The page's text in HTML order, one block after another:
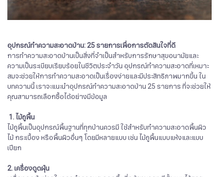
อุปกรณ์ทำความสะอาดบ้าน: 25 รายการเพื่อการตัดสินใจที่ดี
การทำความสะอาดบ้านเป็นสิ่งที่จำเป็นสำหรับการรักษาสุขอนามัยและ
ความเป็นระเบียบเรียบร้อยในชีวิตประจำวัน อุปกรณ์ทำความสะอาดที่เหมาะ
สมจะช่วยให้การทำความสะอาดเป็นเรื่องง่ายและมีประสิทธิภาพมากขึ้น ใน
บทความนี้ เราจะแนะนำอุปกรณ์ทำความสะอาดบ้าน 25 รายการ ที่จะช่วยให้
คุณสามารถเลือกซื้อได้อย่างมีข้อมูล
1. ไม้ถูพื้น
ไม้ถูพื้นเป็นอุปกรณ์พื้นฐานที่ทุกบ้านควรมี ใช้สำหรับทำความสะอาดพื้นผิว
ไม้ กระเบื้อง หรือพื้นผิวอื่นๆ โดยมีหลายแบบ เช่น ไม้ถูพื้นแบบแห้งและแบบ
เปียก
2. เครื่องดูดฝุ่น